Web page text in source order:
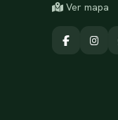
Ver mapa